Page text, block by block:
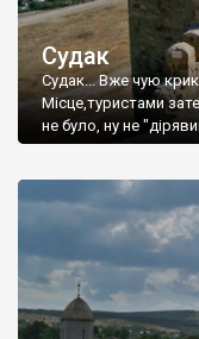
Судак
Судак... Вже чую
Місце,туристами
не було, ну не